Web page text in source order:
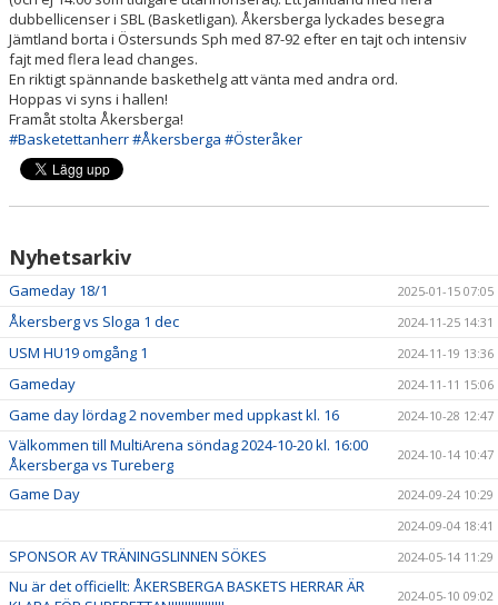
dubbellicenser i SBL (Basketligan). Åkersberga lyckades besegra
Jämtland borta i Östersunds Sph med 87-92 efter en tajt och intensiv
fajt med flera lead changes.
En riktigt spännande baskethelg att vänta med andra ord.
Hoppas vi syns i hallen!
Framåt stolta Åkersberga!
#Basketettanherr#Åkersberga #Österåker
Nyhetsarkiv
Gameday 18/1 2025-01-15 07:05
Åkersberg vs Sloga 1 dec 2024-11-25 14:31
USM HU19 omgång 1 2024-11-19 13:36
Gameday 2024-11-11 15:06
Game day lördag 2 november med uppkast kl. 16 2024-10-28 12:47
Välkommen till MultiArena söndag 2024-10-20 kl. 16:00
Åkersberga vs Tureberg
2024-10-14 10:47
Game Day
2024-09-24 10:29
2024-09-04 18:41
SPONSOR AV TRÄNINGSLINNEN SÖKES 2024-05-14 11:29
Nu är det officiellt: ÅKERSBERGA BASKETS HERRAR ÄR
2024-05-10 09:02